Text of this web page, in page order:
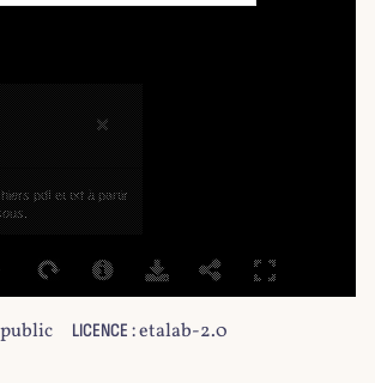
×
pdf et txt à partir
LICENCE :etalab-2.0